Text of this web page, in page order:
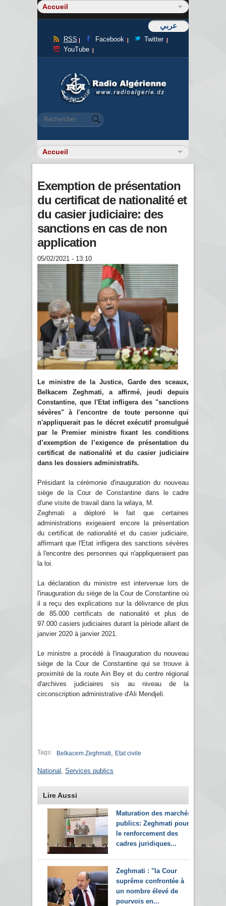
عربي
RSS Facebook
Twitter
YouTube
Formulaire de recherche
Rechercher
Exemption de présentation
du certificat de nationalité et
du casier judiciaire: des
sanctions en cas de non
application
05/02/2021 - 13:10
Le ministre de la Justice, Garde des sceaux,
Belkacem Zeghmati, a affirmé, jeudi depuis
Constantine, que l'Etat infligera des "sanctions
sévères" à l'encontre de toute personne qui
n'appliquerait pas le décret exécutif promulgué
par le Premier ministre fixant les conditions
d’exemption de l’exigence de présentation du
certificat de nationalité et du casier judiciaire
dans les dossiers administratifs.
Présidant la cérémonie d'inauguration du nouveau
siège de la Cour de Constantine dans le cadre
d'une visite de travail dans la wilaya, M.
Zeghmati a déploré le fait que certaines
administrations exigeaient encore la présentation
du certificat de nationalité et du casier judiciaire,
affirmant que l'Etat infligera des sanctions sévères
à l'encontre des personnes qui n'appliqueraient pas
la loi.
La déclaration du ministre est intervenue lors de
l'inauguration du siège de la Cour de Constantine où
il a reçu des explications sur la délivrance de plus
de 85.000 certificats de nationalité et plus de
97.000 casiers judiciaires durant la période allant de
janvier 2020 à janvier 2021.
Le ministre a procédé à l'inauguration du nouveau
siège de la Cour de Constantine qui se trouve à
proximité de la route Ain Bey et du centre régional
d'archives judiciaires sis au niveau de la
circonscription administrative d'Ali Mendjeli.
Tags: Belkacem Zeghmati Etat civile
National Services publics
Lire Aussi
Maturation des marchés
publics: Zeghmati pour
le renforcement des
cadres juridiques...
Zeghmati : "la Cour
suprême confrontée à
un nombre élevé de
pourvois en...